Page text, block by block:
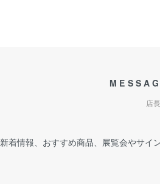
店
新着情報、おすすめ商品、展覧会やサイ